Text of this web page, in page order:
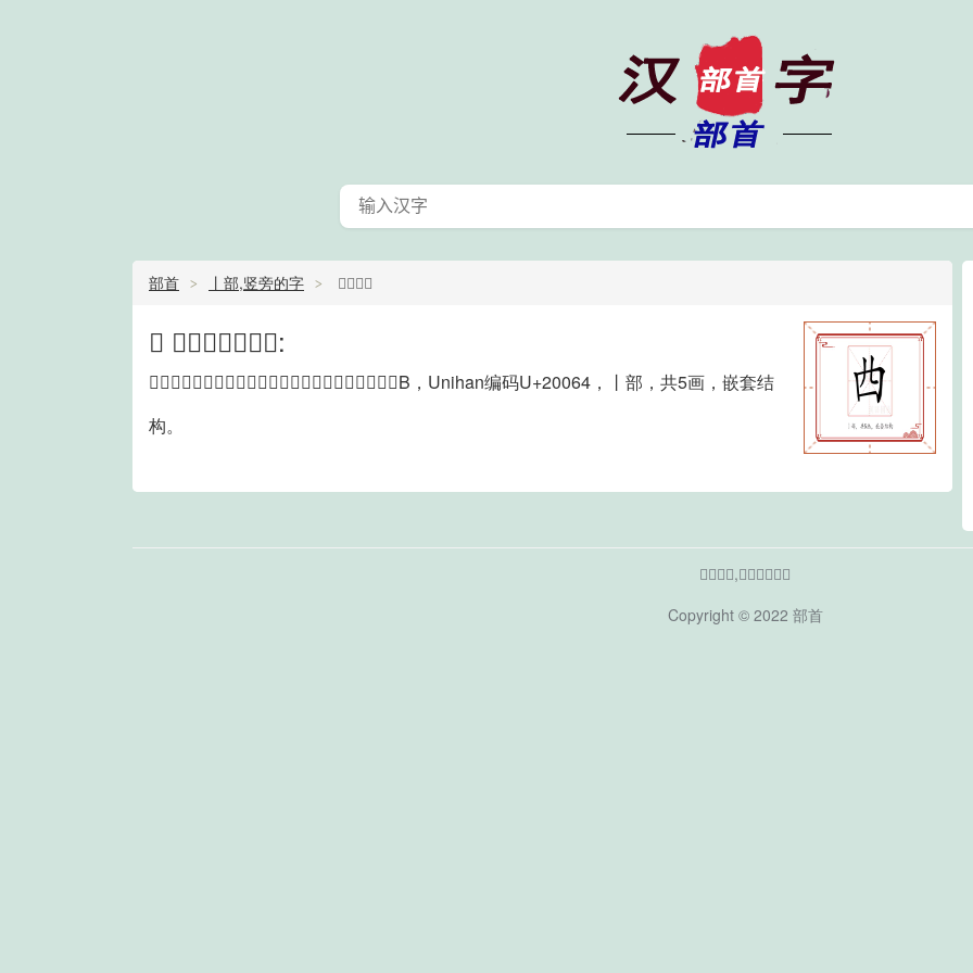
部首 丨部,竖旁的字 𠁤的部首
𠁤 的部首详情如下:
𠁤的部首是丨部。，位于中日韩统一表意文字扩展区B，Unihan编码U+20064，丨部，共5画，嵌套结
构。
𠁤的部首,𠁤的偏旁部首
Copyright © 2022 部首